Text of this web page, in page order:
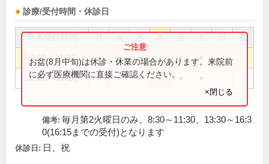
診療/受付時間・休診日
祝
8:30～11:30 ● ● ● ● ●
13:30～17:30 ● ● ● ●
お盆(8月中旬)は休診・休業の場合があります。来院前
に必ず医療機関に直接ご確認ください。
×閉じる
備考: 毎月第2火曜日のみ、8:30～11:30、13:30～16:3
0(16:15までの受付)となります
休診日: 日、祝